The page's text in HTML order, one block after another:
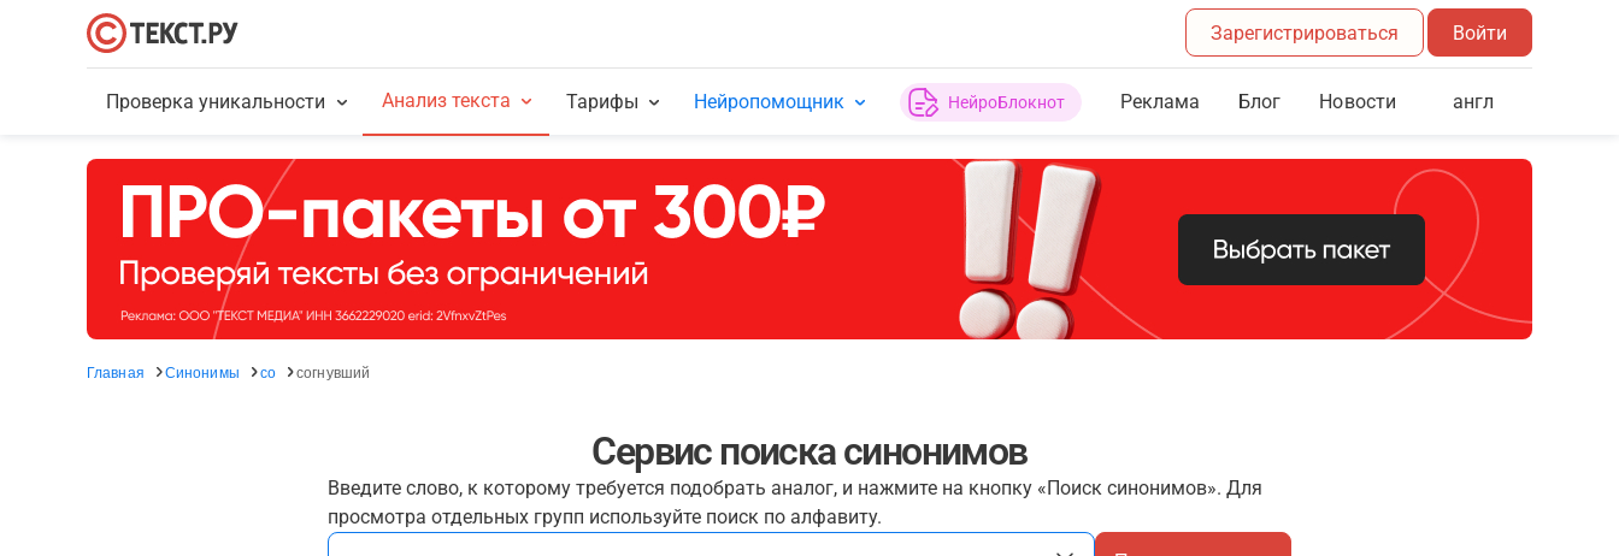
Зарегистрироваться Войти
Проверка уникальности Анализ текста Тарифы Нейропомощник НейроБлокнот Реклама Блог Новости англ
Главная Синонимы со согнувший
Сервис поиска синонимов
Введите слово, к которому требуется подобрать аналог, и нажмите на кнопку «Поиск синонимов». Для
просмотра отдельных групп используйте поиск по алфавиту.